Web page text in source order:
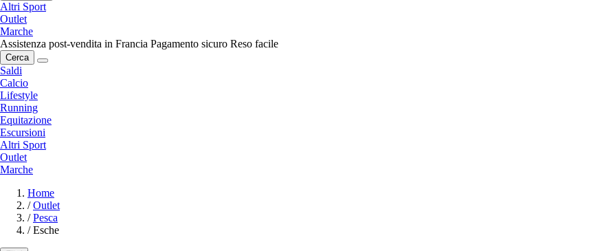
Altri Sport
Outlet
Marche
Assistenza post-vendita in Francia Pagamento sicuro Reso facile
Cerca
Saldi
Calcio
Lifestyle
Running
Equitazione
Escursioni
Altri Sport
Outlet
Marche
Home
/ Outlet
/ Pesca
/ Esche